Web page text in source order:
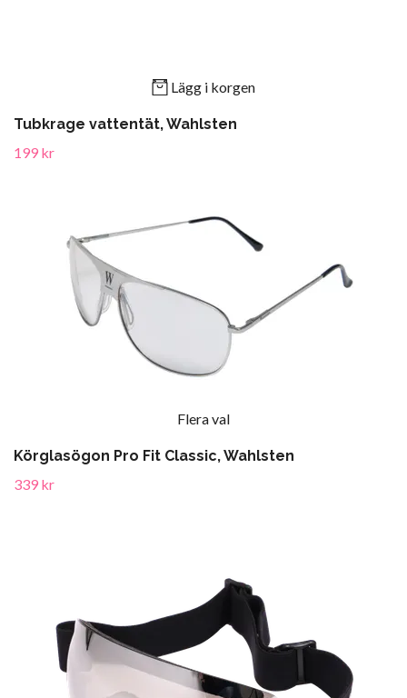
Lägg i korgen
Tubkrage vattentät, Wahlsten
199 kr
Flera val
Körglasögon Pro Fit Classic, Wahlsten
339 kr